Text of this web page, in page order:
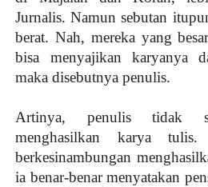
Jurnalis. Namun sebutan
berat. Nah, mereka yang
bisa menyajikan karyanya
maka disebutnya penulis.
Artinya, penulis tidak
menghasilkan karya
berkesinambungan
ia benar-benar menyatakan